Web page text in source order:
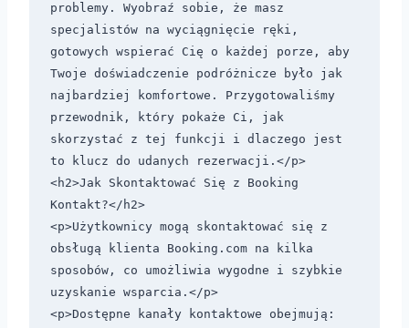
problemy. Wyobraź sobie, że masz
specjalistów na wyciągnięcie ręki,
gotowych wspierać Cię o każdej porze, aby
Twoje doświadczenie podróżnicze było jak
najbardziej komfortowe. Przygotowaliśmy
przewodnik, który pokaże Ci, jak
skorzystać z tej funkcji i dlaczego jest
to klucz do udanych rezerwacji.</p>
<h2>Jak Skontaktować Się z Booking
Kontakt?</h2>
<p>Użytkownicy mogą skontaktować się z
obsługą klienta Booking.com na kilka
sposobów, co umożliwia wygodne i szybkie
uzyskanie wsparcia.</p>
<p>Dostępne kanały kontaktowe obejmują: